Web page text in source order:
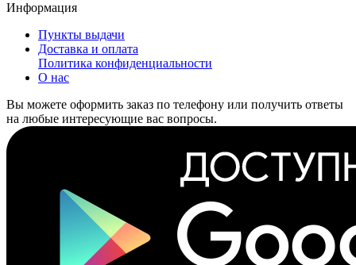
Информация
Пункты выдачи
Доставка и оплата
Политика конфиденциальности
О нас
Вы можете оформить заказ по телефону или получить ответы
на любые интересующие вас вопросы.